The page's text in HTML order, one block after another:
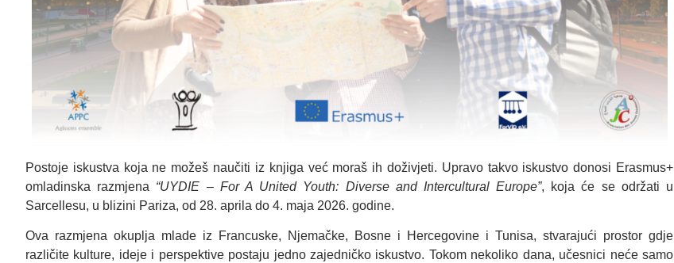
Postoje iskustva koja ne možeš naučiti iz knjiga već moraš ih doživjeti. Upravo takvo iskustvo donosi Erasmus+
omladinska razmjena “UYDIE – For A United Youth: Diverse and Intercultural Europe”, koja će se održati u
Sarcellesu, u blizini Pariza, od 28. aprila do 4. maja 2026. godine.
Ova razmjena okuplja mlade iz Francuske, Njemačke, Bosne i Hercegovine i Tunisa, stvarajući prostor gdje
različite kulture, ideje i perspektive postaju jedno zajedničko iskustvo. Tokom nekoliko dana, učesnici neće samo